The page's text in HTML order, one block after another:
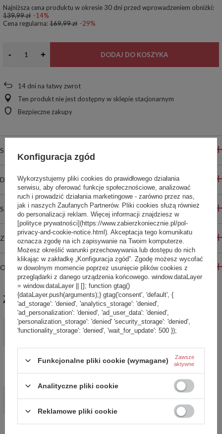
Najniższa cena produktu w okresie 30 dni przed wprowadzeniem obniżki:
139,99 zł -14%
Cena regularna:169,99 zł -29%
- + DODAJ DO KOSZYKA
14 dni na łatwy zwrot
Ten produkt nie jest dostępny w sklepie stacjonarnym
Bezpieczne zakupy
SZCZEGÓŁOWE INFORMACJE
DO POBRANIA
STREFA REKOMENDACJI
ZADAJ PYTANIE
OPINIE
ZABIERZ JESZCZE :)
PROMOCJA
Kubek na napoje Dr.Bacty Notus 360 ml - Dla męża - czarny
Najniższa cena produktu w okresie 30 dni przed
wprowadzeniem obniżki:
44,99 zł
-20%
PROMOCJA
69,90 zł / szt.
Konfiguracja zgód
Wykorzystujemy pliki cookies do prawidłowego działania
serwisu, aby oferować funkcje społecznościowe, analizować
ruch i prowadzić działania marketingowe - zarówno przez nas,
jak i naszych Zaufanych Partnerów. Pliki cookies służą również
do personalizacji reklam. Więcej informacji znajdziesz w
[polityce prywatności](https://www.zabierzkoniecznie.pl/pol-
privacy-and-cookie-notice.html). Akceptacja tego komunikatu
oznacza zgodę na ich zapisywanie na Twoim komputerze.
Możesz określić warunki przechowywania lub dostępu do nich
klikając w zakładkę „Konfiguracja zgód”. Zgodę możesz wycofać
w dowolnym momencie poprzez usunięcie plików cookies z
przeglądarki z danego urządzenia końcowego. window.dataLayer
= window.dataLayer || []; function gtag()
{dataLayer.push(arguments);} gtag('consent', 'default', {
'ad_storage': 'denied', 'analytics_storage': 'denied',
'ad_personalization': 'denied', 'ad_user_data': 'denied',
'personalization_storage': 'denied' 'security_storage': 'denied',
'functionality_storage': 'denied', 'wait_for_update': 500 });
Funkcjonalne pliki cookie (wymagane)
Zawsze
aktywne
Analityczne pliki cookie
Reklamowe pliki cookie